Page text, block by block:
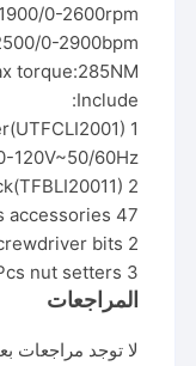
0-2600rpm
0-2900bpm
torque:285NM
Include:
1 Pcs 20V charger(UTFCLI2001)
120V~50/60Hz
2 Pcs 2.0Ah battery pack(TFBLI20011)
47 Pcs accessories
2 Pcs screwdriver bits
3 Pcs nut setters
المراجعات
لا توجد مراجعات